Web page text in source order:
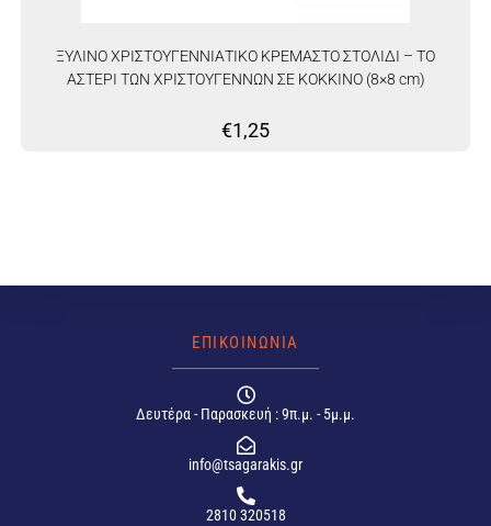
ΞΥΛΙΝΟ ΧΡΙΣΤΟΥΓΕΝΝΙΑΤΙΚΟ ΚΡΕΜΑΣΤΟ ΣΤΟΛΙΔΙ – ΤΟ
ΑΣΤΕΡΙ ΤΩΝ ΧΡΙΣΤΟΥΓΕΝΝΩΝ ΣΕ ΚΟΚΚΙΝΟ (8×8 cm)
€1,25
ΕΠΙΚΟΙΝΩΝΙΑ
Δευτέρα - Παρασκευή : 9π.μ. - 5μ.μ.
info@tsagarakis.gr
2810 320518